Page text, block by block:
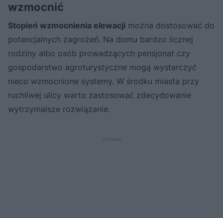
wzmocnić
Stopień wzmocnienia elewacji można dostosować do
potencjalnych zagrożeń. Na domu bardzo licznej
rodziny albo osób prowadzących pensjonat czy
gospodarstwo agroturystyczne mogą wystarczyć
nieco wzmocnione systemy. W środku miasta przy
ruchliwej ulicy warto zastosować zdecydowanie
wytrzymalsze rozwiązanie.